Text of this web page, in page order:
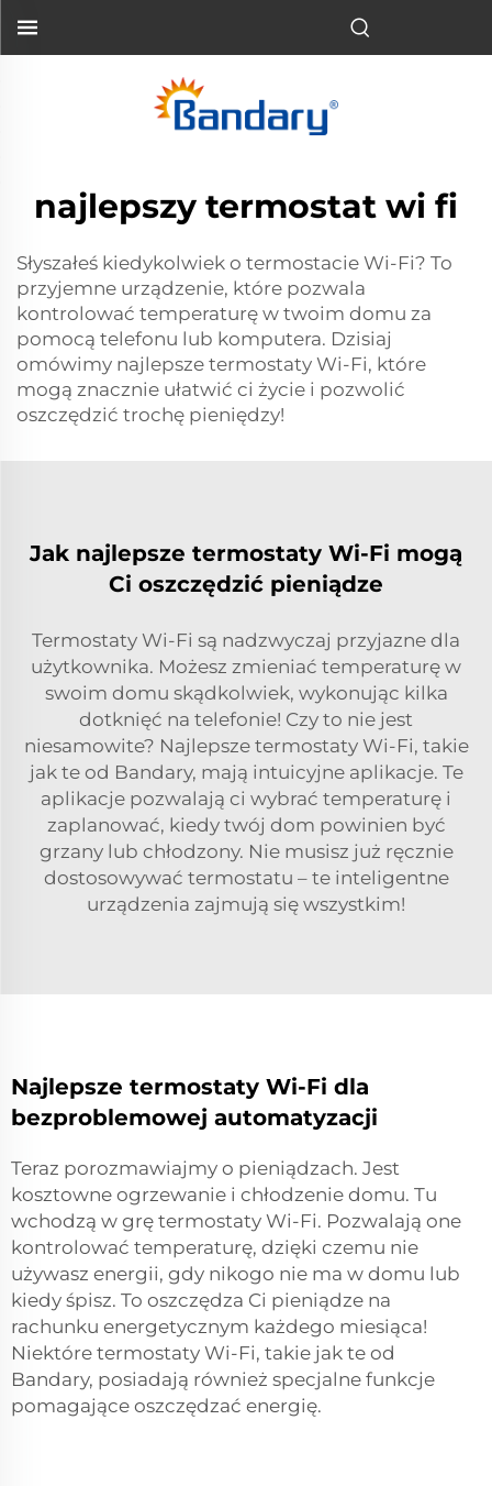
najlepszy termostat wi fi
Słyszałeś kiedykolwiek o termostacie Wi-Fi? To
przyjemne urządzenie, które pozwala
kontrolować temperaturę w twoim domu za
pomocą telefonu lub komputera. Dzisiaj
omówimy najlepsze termostaty Wi-Fi, które
mogą znacznie ułatwić ci życie i pozwolić
oszczędzić trochę pieniędzy!
Jak najlepsze termostaty Wi-Fi mogą
Ci oszczędzić pieniądze
Termostaty Wi-Fi są nadzwyczaj przyjazne dla
użytkownika. Możesz zmieniać temperaturę w
swoim domu skądkolwiek, wykonując kilka
dotknięć na telefonie! Czy to nie jest
niesamowite? Najlepsze termostaty Wi-Fi, takie
jak te od Bandary, mają intuicyjne aplikacje. Te
aplikacje pozwalają ci wybrać temperaturę i
zaplanować, kiedy twój dom powinien być
grzany lub chłodzony. Nie musisz już ręcznie
dostosowywać termostatu – te inteligentne
urządzenia zajmują się wszystkim!
Najlepsze termostaty Wi-Fi dla
bezproblemowej automatyzacji
Teraz porozmawiajmy o pieniądzach. Jest
kosztowne ogrzewanie i chłodzenie domu. Tu
wchodzą w grę termostaty Wi-Fi. Pozwalają one
kontrolować temperaturę, dzięki czemu nie
używasz energii, gdy nikogo nie ma w domu lub
kiedy śpisz. To oszczędza Ci pieniądze na
rachunku energetycznym każdego miesiąca!
Niektóre termostaty Wi-Fi, takie jak te od
Bandary, posiadają również specjalne funkcje
pomagające oszczędzać energię.